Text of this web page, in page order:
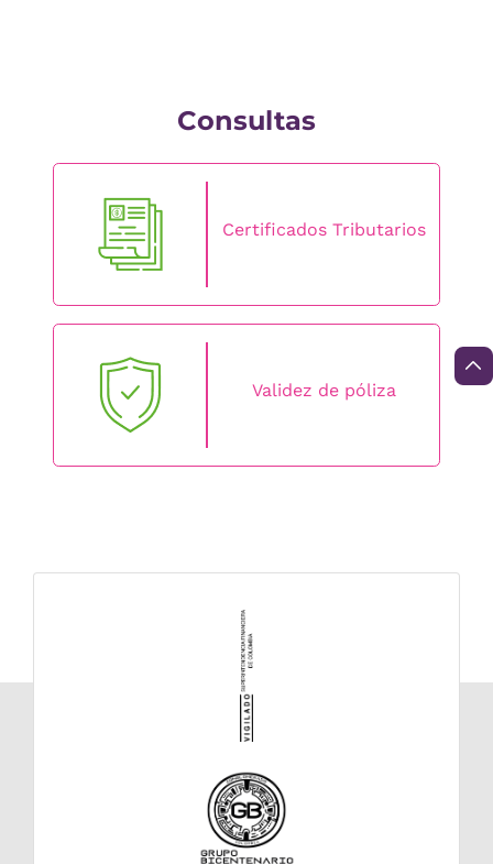
Consultas
Certificados Tributarios
Validez de póliza